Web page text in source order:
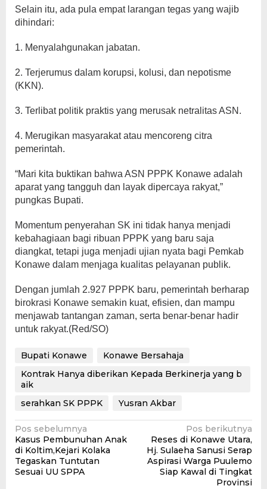
Selain itu, ada pula empat larangan tegas yang wajib
dihindari:
1. Menyalahgunakan jabatan.
2. Terjerumus dalam korupsi, kolusi, dan nepotisme
(KKN).
3. Terlibat politik praktis yang merusak netralitas ASN.
4. Merugikan masyarakat atau mencoreng citra
pemerintah.
“Mari kita buktikan bahwa ASN PPPK Konawe adalah
aparat yang tangguh dan layak dipercaya rakyat,”
pungkas Bupati.
Momentum penyerahan SK ini tidak hanya menjadi
kebahagiaan bagi ribuan PPPK yang baru saja
diangkat, tetapi juga menjadi ujian nyata bagi Pemkab
Konawe dalam menjaga kualitas pelayanan publik.
Dengan jumlah 2.927 PPPK baru, pemerintah berharap
birokrasi Konawe semakin kuat, efisien, dan mampu
menjawab tantangan zaman, serta benar-benar hadir
untuk rakyat.(Red/SO)
Bupati Konawe
Konawe Bersahaja
Kontrak Hanya diberikan Kepada Berkinerja yang b
aik
serahkan SK PPPK
Yusran Akbar
Navigasi
pos
Pos sebelumnya
Kasus Pembunuhan Anak
di Koltim,Kejari Kolaka
Tegaskan Tuntutan
Sesuai UU SPPA
Pos berikutnya
Reses di Konawe Utara,
Hj. Sulaeha Sanusi Serap
Aspirasi Warga Puulemo
Siap Kawal di Tingkat
Provinsi